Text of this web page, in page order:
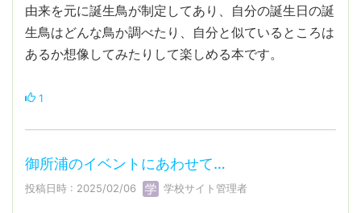
由来を元に誕生鳥が制定してあり、自分の誕生日の誕
生鳥はどんな鳥か調べたり、自分と似ているところは
あるか想像してみたりして楽しめる本です。
1
御所浦のイベントにあわせて…
投稿日時 : 2025/02/06 学校サイト管理者